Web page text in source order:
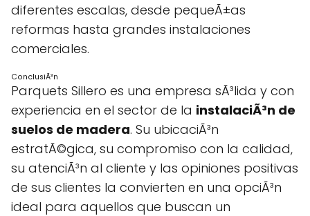
diferentes escalas, desde pequeÃ±as
reformas hasta grandes instalaciones
comerciales.
ConclusiÃ³n
Parquets Sillero es una empresa sÃ³lida y con
experiencia en el sector de la instalaciÃ³n de
suelos de madera. Su ubicaciÃ³n
estratÃ©gica, su compromiso con la calidad,
su atenciÃ³n al cliente y las opiniones positivas
de sus clientes la convierten en una opciÃ³n
ideal para aquellos que buscan un